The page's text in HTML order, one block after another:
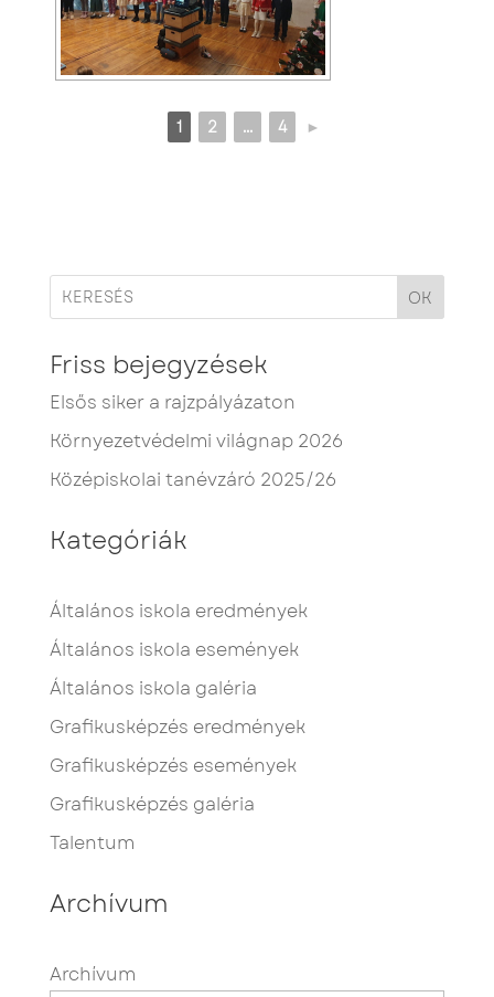
1 2 ... 4 ►
OK
Friss bejegyzések
Elsős siker a rajzpályázaton
Környezetvédelmi világnap 2026
Középiskolai tanévzáró 2025/26
Kategóriák
Általános iskola eredmények
Általános iskola események
Általános iskola galéria
Grafikusképzés eredmények
Grafikusképzés események
Grafikusképzés galéria
Talentum
Archívum
Archívum